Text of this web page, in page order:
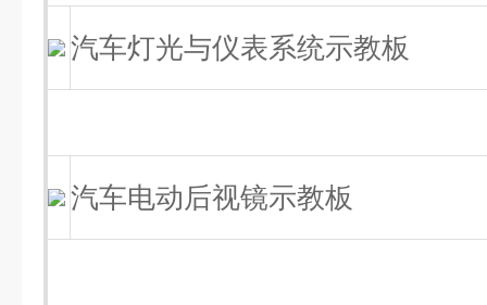
汽车灯光与仪表系统示教板
汽车电动后视镜示教板